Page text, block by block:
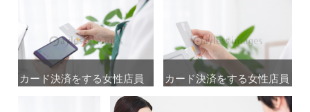
カード決済をする女性店員
カード決済をする女性店員 カード決済をする女性店員
カード決済をする女性店員